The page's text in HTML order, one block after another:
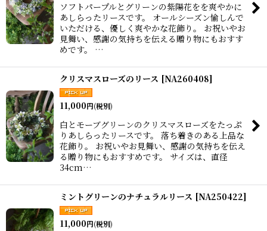
ソフトパープルとグリーンの紫陽花をを爽やかに
あしらったリースです。 オールシーズン愉しんで
いただける、優しく爽やかな花飾り。 お祝いやお
見舞い、感謝の気持ちを伝える贈り物にもおすす
めです。 …
クリスマスローズのリース [NA260408]
11,000円(税別)
白とモーブグリーンのクリスマスローズをたっぷ
りあしらったリースです。 落ち着きのある上品な
花飾り。 お祝いやお見舞い、感謝の気持ちを伝え
る贈り物にもおすすめです。 サイズは、直径
34cm…
ミントグリーンのナチュラルリース [NA250422]
11,000円(税別)